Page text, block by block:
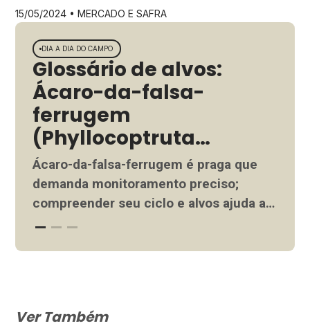
rigoroso e colaboração do setor. Saiba mais.
A citricultura brasileira desempenha um
papel de importância estratégica, com um
histórico de liderança na produção e na
exportação, no abastecimento mundial de
frutas cítricas e seus derivados. Segundo
estimativas da […]
15/05/2024 •MERCADO E SAFRA
DIA A DIA DO CAMPO
Glossário de alvos:
Ácaro-da-falsa-
ferrugem
(Phyllocoptruta
oleivora)
Ácaro-da-falsa-ferrugem é praga que
demanda monitoramento preciso;
compreender seu ciclo e alvos ajuda a
evitar danos significativos. Invista no
citricultura brasileira, capaz de causar
Ver Também